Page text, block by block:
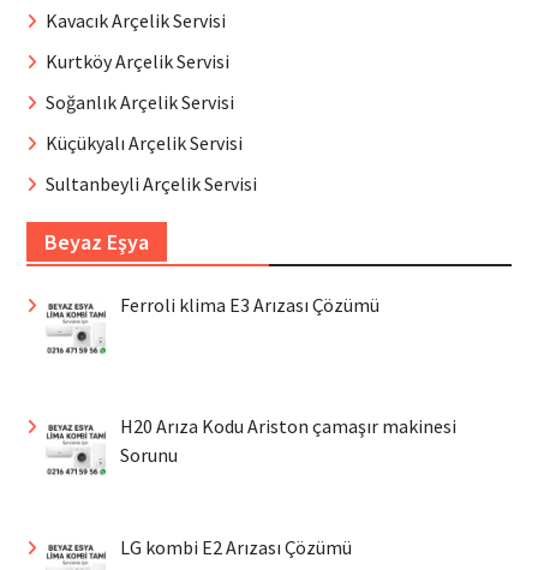
Kavacık Arçelik Servisi
Kurtköy Arçelik Servisi
Soğanlık Arçelik Servisi
Küçükyalı Arçelik Servisi
Sultanbeyli Arçelik Servisi
Beyaz Eşya
Ferroli klima E3 Arızası Çözümü
H20 Arıza Kodu Ariston çamaşır makinesi
Sorunu
LG kombi E2 Arızası Çözümü